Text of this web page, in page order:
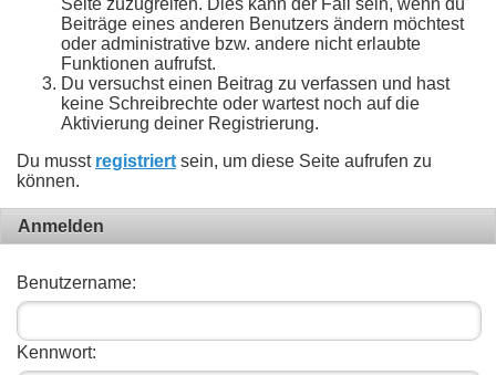
Seite zuzugreifen. Dies kann der Fall sein, wenn du
Beiträge eines anderen Benutzers ändern möchtest
oder administrative bzw. andere nicht erlaubte
Funktionen aufrufst.
Du versuchst einen Beitrag zu verfassen und hast
keine Schreibrechte oder wartest noch auf die
Aktivierung deiner Registrierung.
Du musst registriert sein, um diese Seite aufrufen zu
können.
Anmelden
Benutzername:
Kennwort: